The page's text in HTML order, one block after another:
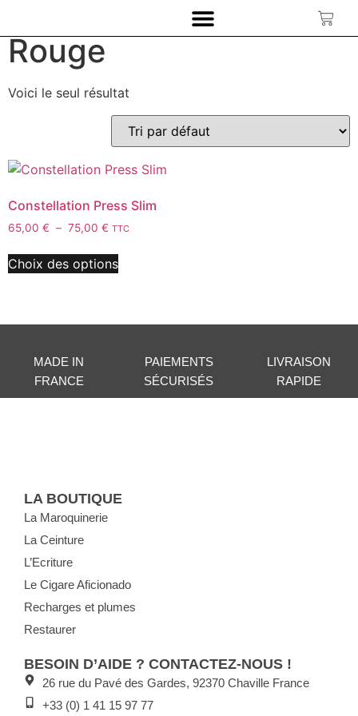
/ Produit Couleurs / Rouge
Rouge
Voici le seul résultat
Constellation Press Slim
65,00 € – 75,00 € TTC
Choix des options
MADE IN
FRANCE
PAIEMENTS
SÉCURISÉS
LIVRAISON
RAPIDE
LA BOUTIQUE
La Maroquinerie
La Ceinture
L’Ecriture
Le Cigare Aficionado
Recharges et plumes
Restaurer
BESOIN D’AIDE ? CONTACTEZ-NOUS !
26 rue du Pavé des Gardes, 92370 Chaville France
+33 (0) 1 41 15 97 77